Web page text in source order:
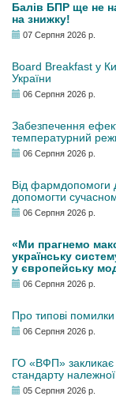
Балів БПР ще не
на знижку!
07 Серпня 2026 р.
Board Breakfast у
України
06 Серпня 2026 р.
Забезпечення
температурний
06 Серпня 2026 р.
Від фармдопомоги
допомогти
06 Серпня 2026 р.
«Ми прагнемо
українську
у європейську
06 Серпня 2026 р.
Про типові помилки
06 Серпня 2026 р.
ГО «ВФП»
стандарту
05 Серпня 2026 р.